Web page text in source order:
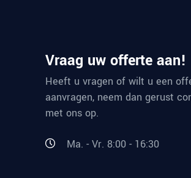
Vraag uw offerte aan!
Heeft u vragen of wilt u een
aanvragen, neem dan gerust
met ons op.
Ma. - Vr. 8:00 - 16:30